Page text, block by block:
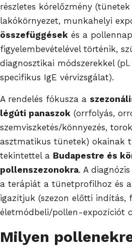
részletes kórelőzmény (tünetek
lakókörnyezet, munkahelyi
összefüggések és a
figyelembevételével történik,
diagnosztikai módszerekkel
specifikus IgE vérvizsgálat).
A rendelés fókusza a
légúti panaszok (orrfolyás,
szemviszketés/könnyezés,
asztmatikus tünetek) okainak
tekintettel a Budapestre és
pollenszezonokra. A
a terápiát a tünetprofilhoz és a
igazítjuk (szezon előtti indítás,
életmódbeli/pollen-expozíciót
Milyen